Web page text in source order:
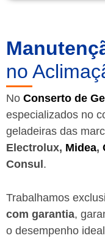
no
No Conserto de
especializados no
geladeiras das
Electrolux, Midea,
Consul.
Trabalhamos
com garantia,
o desempenho